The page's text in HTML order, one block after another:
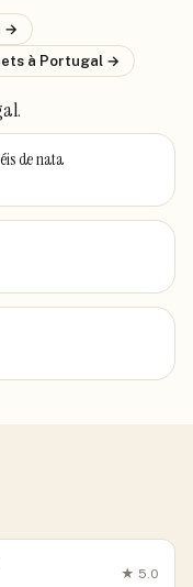
→
à Portugal →
.
de nata
★ 5.0